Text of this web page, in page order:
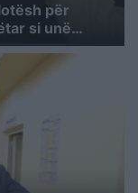
për
si unë…